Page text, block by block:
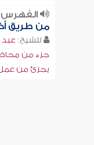
من طريق
للشيخ: عبد
جزء من
يجزئ من عمل